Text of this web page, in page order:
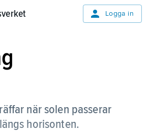
Logga in
när solen passerar
horisonten.